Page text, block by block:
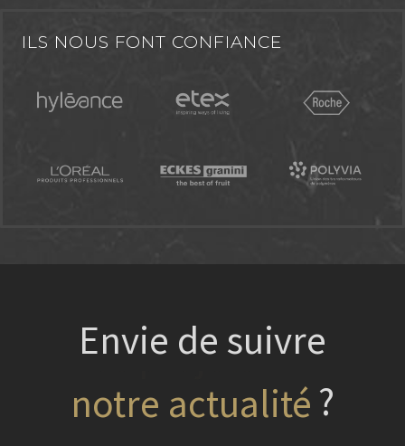
ILS NOUS FONT CONFIANCE
Envie de suivre
nos projets?